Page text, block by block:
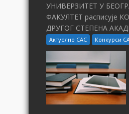
УНИВЕРЗИТЕТ У
ФАКУЛТЕТ расписује
ДРУГОГ СТЕПЕНА
Актуелно САС Конкурси